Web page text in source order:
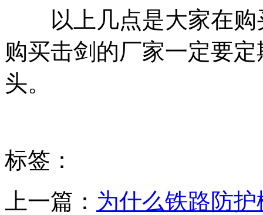
以上几点是大家在购
购买击剑的厂家一定要
头。
标签：
上一篇： 为什么铁路防